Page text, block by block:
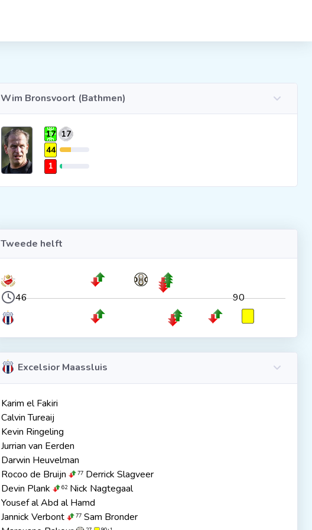
Wim Bronsvoort (Bathmen)
17 17
44
1
Tweede helft
46 90
Excelsior Maassluis
Karim el Fakiri
Calvin Tureaij
Kevin Ringeling
Jurrian van Eerden
Darwin Heuvelman
Rocoo de Bruijn
77 Derrick Slagveer
Devin Plank
62 Nick Nagtegaal
Yousef al Abd al Hamd
Jannick Verbont
77 Sam Bronder